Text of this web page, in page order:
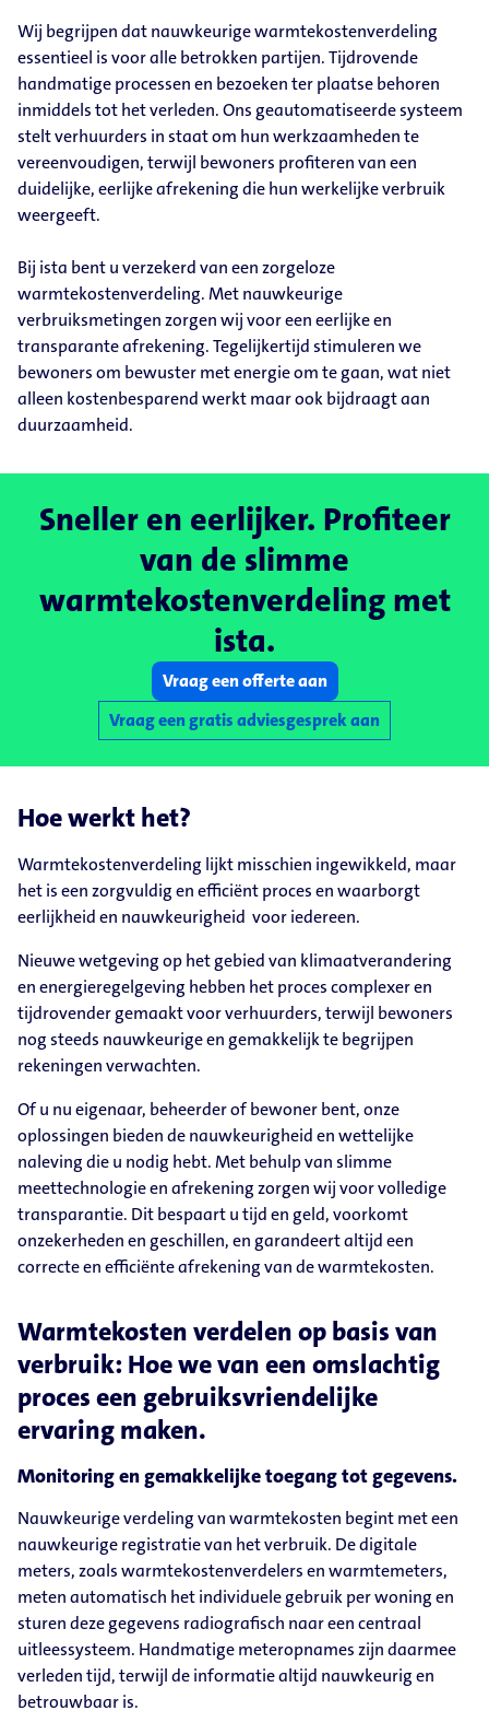
Wij begrijpen dat nauwkeurige warmtekostenverdeling
essentieel is voor alle betrokken partijen. Tijdrovende
handmatige processen en bezoeken ter plaatse behoren
inmiddels tot het verleden. Ons geautomatiseerde systeem
stelt verhuurders in staat om hun werkzaamheden te
vereenvoudigen, terwijl bewoners profiteren van een
duidelijke, eerlijke afrekening die hun werkelijke verbruik
weergeeft.
Bij ista bent u verzekerd van een zorgeloze
warmtekostenverdeling. Met nauwkeurige
verbruiksmetingen zorgen wij voor een eerlijke en
transparante afrekening. Tegelijkertijd stimuleren we
bewoners om bewuster met energie om te gaan, wat niet
alleen kostenbesparend werkt maar ook bijdraagt aan
duurzaamheid.
Sneller en eerlijker. Profiteer
van de slimme
warmtekostenverdeling met
ista.
Vraag een offerte aan
Vraag een gratis adviesgesprek aan
Hoe werkt het?
Warmtekostenverdeling lijkt misschien ingewikkeld, maar
het is een zorgvuldig en efficiënt proces en waarborgt
eerlijkheid en nauwkeurigheid voor iedereen.
Nieuwe wetgeving op het gebied van klimaatverandering
en energieregelgeving hebben het proces complexer en
tijdrovender gemaakt voor verhuurders, terwijl bewoners
nog steeds nauwkeurige en gemakkelijk te begrijpen
rekeningen verwachten.
Of u nu eigenaar, beheerder of bewoner bent, onze
oplossingen bieden de nauwkeurigheid en wettelijke
naleving die u nodig hebt. Met behulp van slimme
meettechnologie en afrekening zorgen wij voor volledige
transparantie. Dit bespaart u tijd en geld, voorkomt
onzekerheden en geschillen, en garandeert altijd een
correcte en efficiënte afrekening van de warmtekosten.
Warmtekosten verdelen op basis van
verbruik: Hoe we van een omslachtig
proces een gebruiksvriendelijke
ervaring maken.
Monitoring en gemakkelijke toegang tot gegevens.
Nauwkeurige verdeling van warmtekosten begint met een
nauwkeurige registratie van het verbruik. De digitale
meters, zoals warmtekostenverdelers en warmtemeters,
meten automatisch het individuele gebruik per woning en
sturen deze gegevens radiografisch naar een centraal
uitleessysteem. Handmatige meteropnames zijn daarmee
verleden tijd, terwijl de informatie altijd nauwkeurig en
betrouwbaar is.